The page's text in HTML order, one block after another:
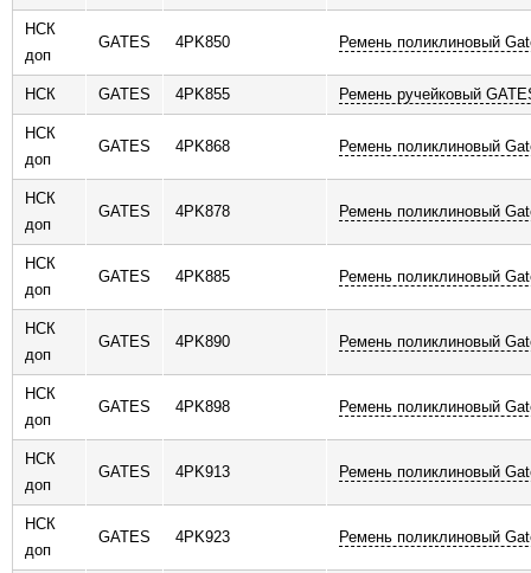
НСК
доп
GATES 4PK850 Ремень поликлиновый
НСК GATES 4PK855 Ремень ручейковый
НСК
доп
GATES 4PK868 Ремень поликлиновый
НСК
доп
GATES 4PK878 Ремень поликлиновый
НСК
доп
GATES 4PK885 Ремень поликлиновый
НСК
доп
GATES 4PK890 Ремень поликлиновый
НСК
доп
GATES 4PK898 Ремень поликлиновый
НСК
доп
GATES 4PK913 Ремень поликлиновый
НСК
доп
GATES 4PK923 Ремень поликлиновый